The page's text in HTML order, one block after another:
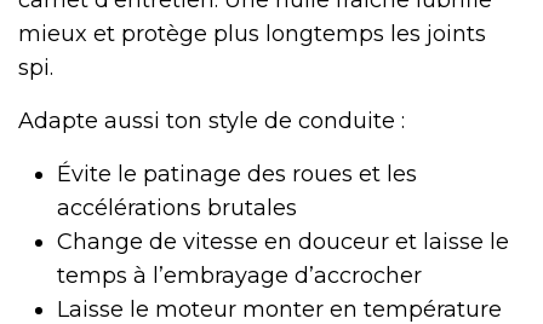
mieux et protège plus longtemps les joints
spi.
Adapte aussi ton style de conduite :
Évite le patinage des roues et les
accélérations brutales
Change de vitesse en douceur et laisse le
temps à l’embrayage d’accrocher
Laisse le moteur monter en température